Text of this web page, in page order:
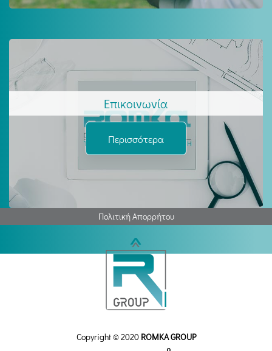
Επικοινωνία
Περισσότερα
Πολιτική Απορρήτου
Copyright © 2020 ROMKA GROUP